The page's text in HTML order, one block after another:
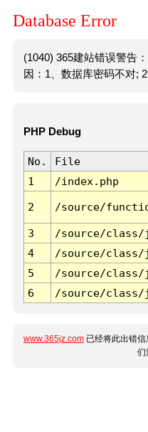
Database Error
(1040) 365建站错误警告
因：1、数据库密码不对;
PHP Debug
No. File
1
/index.php
2 /source/
3 /source/class/
4
/source/class/
5
/source/class/
6
/source/class/
www.365jz.com 已经将此出错
们